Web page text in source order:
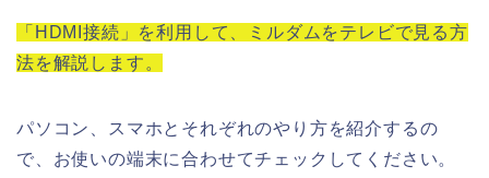
「HDMI接続」を利用して、ミルダムをテレビで見る方
法を解説します。
パソコン、スマホとそれぞれのやり方を紹介するの
で、お使いの端末に合わせてチェックしてください。